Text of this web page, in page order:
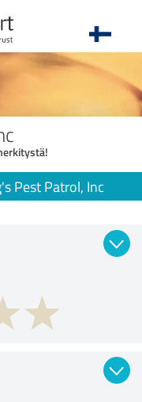
Pest Patrol, Inc